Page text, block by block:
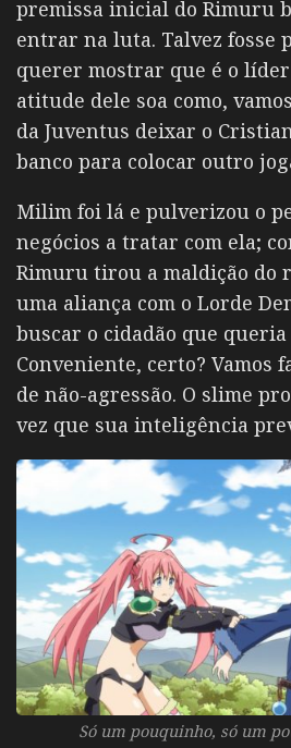
premissa inicial do Rimuru
entrar na luta. Talvez fosse
querer mostrar que é o líder
atitude dele soa como,
da Juventus deixar o
banco para colocar outro
Milim foi lá e pulverizou o
negócios a tratar com ela;
Rimuru tirou a maldição do
uma aliança com o Lorde
buscar o cidadão que
Conveniente, certo? Vamos
de não-agressão. O slime
vez que sua inteligência
Só um pouquinho, só um